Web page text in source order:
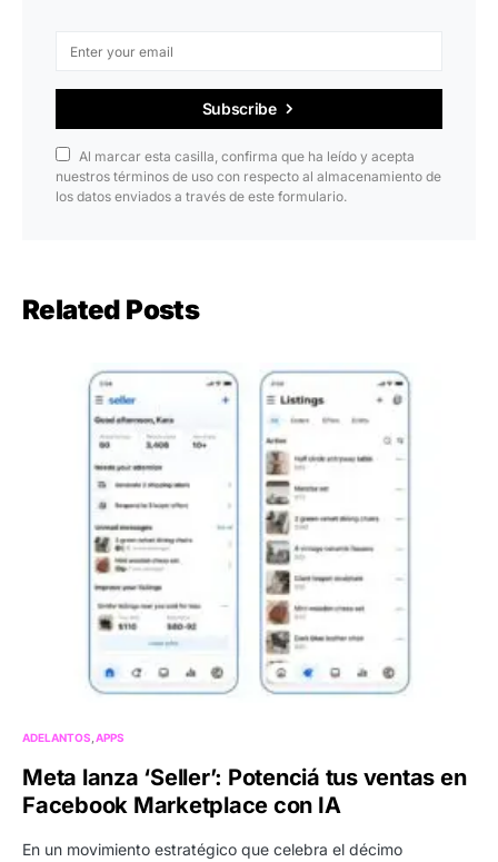
Subscribe
Al marcar esta casilla, confirma que ha leído y acepta
nuestros términos de uso con respecto al almacenamiento de
los datos enviados a través de este formulario.
Related Posts
ADELANTOS APPS
Meta lanza ‘Seller’: Potenciá tus ventas en
Facebook Marketplace con IA
En un movimiento estratégico que celebra el décimo